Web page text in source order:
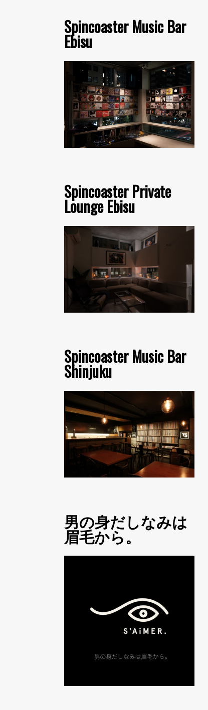
Spincoaster Music Bar
Ebisu
Spincoaster Private
Lounge Ebisu
Spincoaster Music Bar
Shinjuku
男の身だしなみは
眉毛から。